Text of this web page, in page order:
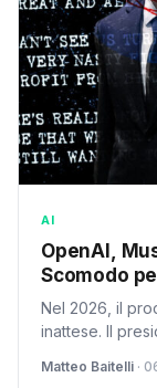
AI
OpenAI,
Scomodo
Nel 2026, il
inattese. Il
solleva
Matteo Baitelli ·